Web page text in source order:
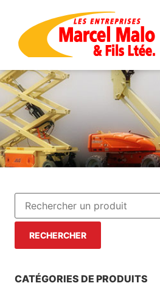
RECHERCHER
CATÉGORIES DE PRODUITS